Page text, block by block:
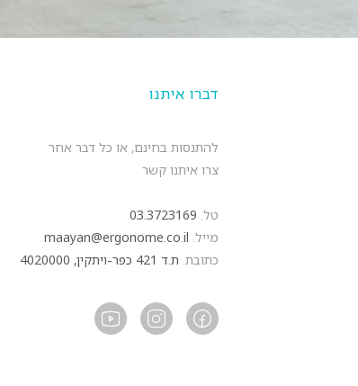
דברו איתנו
להתנסות בחינם, או כל דבר אחר
צרו איתנו קשר
טל. 03.3723169
מייל. maayan@ergonome.co.il
כתובת. ת.ד 421 כפר-ויתקין, 4020000